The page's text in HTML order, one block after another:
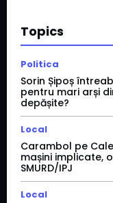
Topics
Politica
Sorin Șipoș
pentru mari arși
depășite?
Local
Carambol pe
mașini implicate,
SMURD/IPJ
Local